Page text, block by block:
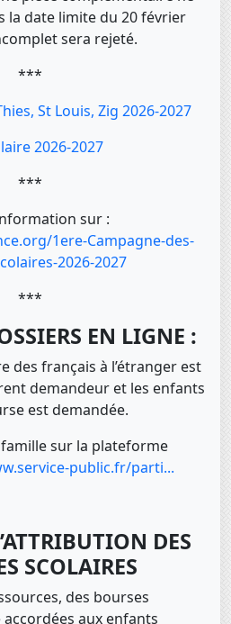
la date limite du 20 février
sera rejeté.
***
St Louis, Zig 2026-2027
2026-2027
***
sur :
1ere-Campagne-des-
2026-2027
***
EN LIGNE :
des français à l’étranger est
demandeur et les enfants
est demandée.
sur la plateforme
public.fr/parti...
DES
SCOLAIRES
des bourses
aux enfants